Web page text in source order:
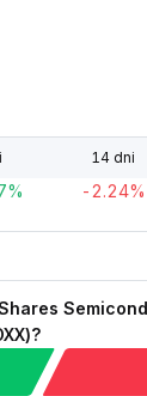
14 dni
-2.24%